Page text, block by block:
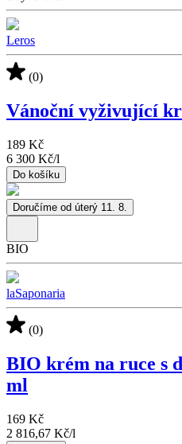
Leros
(0)
Vánoční vyživující
189 Kč
6 300 Kč/l
Do košíku
Doručíme od úterý 11. 8.
BIO
laSaponaria
(0)
BIO krém na ruce s
ml
169 Kč
2 816,67 Kč/l